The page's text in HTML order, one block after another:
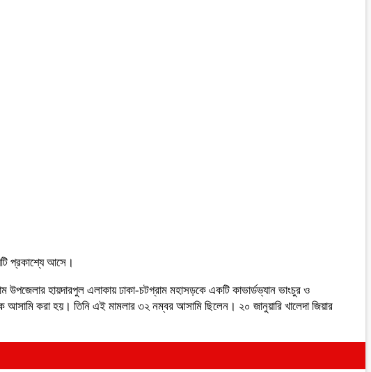
প্রকাশ্যে আসে।
হায়দারপুল এলাকায় ঢাকা-চটগ্রাম মহাসড়কে একটি কাভার্ডভ্যান ভাংচুর ও
আসামি করা হয়। তিনি এই মামলার ৩২ নম্বর আসামি ছিলেন। ২০ জানুয়ারি খালেদা জিয়ার